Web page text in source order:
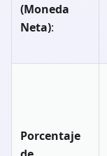
(Moneda
Neta):
Porcentaje